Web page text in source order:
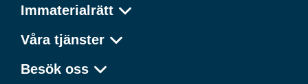
Immaterialrätt
Våra tjänster
Besök oss